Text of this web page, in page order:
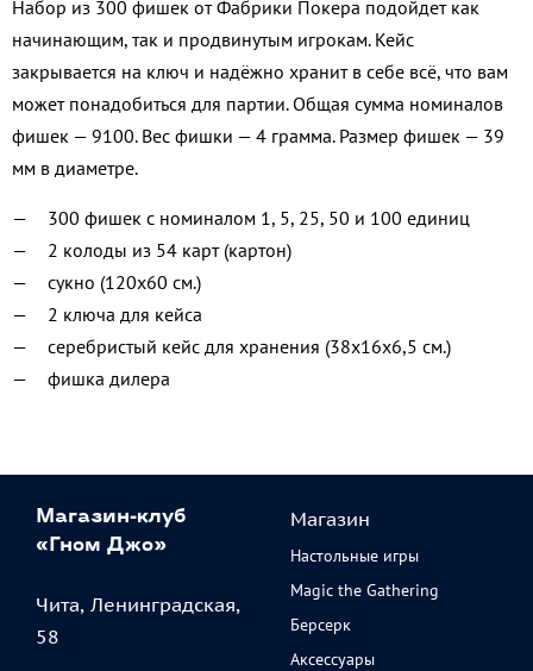
Набор из 300 фишек от Фабрики Покера подойдет как
начинающим, так и продвинутым игрокам. Кейс
закрывается на ключ и надёжно хранит в себе всё, что вам
может понадобиться для партии. Общая сумма номиналов
фишек — 9100. Вес фишки — 4 грамма. Размер фишек — 39
мм в диаметре.
300 фишек с номиналом 1, 5, 25, 50 и 100 единиц
2 колоды из 54 карт (картон)
сукно (120х60 см.)
2 ключа для кейса
​серебристый кейс для хранения (38x16x6,5 см.)
фишка дилера
Магазин-клуб
«Гном Джо»
Чита, Ленинградская,
58
Магазин
Настольные игры
Magic the Gathering
Берсерк
Аксессуары